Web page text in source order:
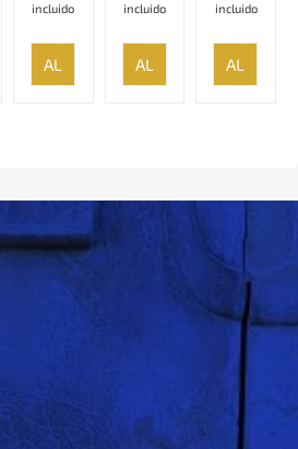
incluido
AL
CARRITO
incluido
AL
CARRITO
incluido
AL
CARRITO